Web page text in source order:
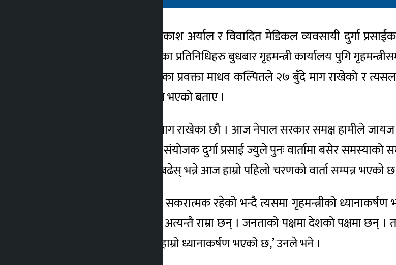
काठमाडौं । गृहमन्त्री ओमप्रकाश अर्याल र विवादित मेडिकल व्यवसायी दुर्गा
बचाऔँ महाअभियान नेपालका प्रतिनिधिहरु बुधबार गृहमन्त्री कार्यालय पुगि
बचाऔँ महाअभियान नेपालका प्रवक्ता माधव कल्पितले २७ बुँदे माग राखेको र
पहिलो चरणको वार्ता सम्पन्न भएको बताए ।
उनले भने, ‘हामीले २७ बुँदे माग राखेका छौ । आज नेपाल सरकार समक्ष हामीले जायज
र हाम्रो अभियानको केन्द्रिय संयोजक दुर्गा प्रसाई ज्युले पुनः वार्तामा बसेर
गर्ने प्रतिवद्धता गरेर अगाडि बढेस् भन्ने आज हाम्रो पहिलो चरणको वार्ता सम्पन्न भएको
आफ्ना मागहरुप्रति सरकार सकरात्मक रहेको भन्दै त्यसमा गृहमन्त्रीको
तपाईहरुले राखेका मागहरु अत्यन्तै राम्रा छन् । जनताको पक्षमा देशको पक्षमा छन्
गर्न यो टेवलमा बसेको हुँदा हाम्रो ध्यानाकर्षण भएको छ,’ उनले भने ।